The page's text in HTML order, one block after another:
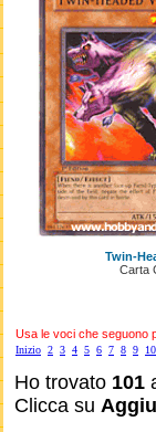
Twin-
Carta
Usa le voci che seguono
Inizio 2 3 4 5 6 7 8 9 10
Ho trovato 101
Clicca su